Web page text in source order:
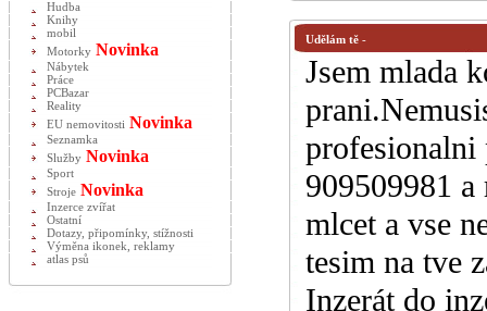
Udělám tě -
Jsem mlada
profesionalni
909509981
mlcet a vse
tesim na tve
Inzerát do
Hudba
Knihy
mobil
Motorky Novinka
Nábytek
Práce
PCBazar
Reality
EU nemovitosti Novinka
Seznamka
Služby Novinka
Sport
Stroje Novinka
Inzerce zvířat
Ostatní
Dotazy, připomínky, stížnosti
Výměna ikonek, reklamy
atlas psů